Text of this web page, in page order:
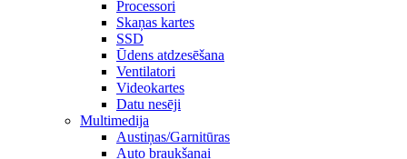
Processori
Skaņas kartes
SSD
Ūdens atdzesēšana
Ventilatori
Videokartes
Datu nesēji
Multimedija
Austiņas/Garnitūras
Auto braukšanai